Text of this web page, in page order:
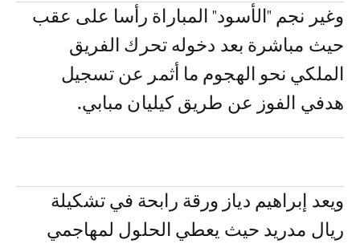
وغير نجم "الأسود" المباراة رأسا على عقب
حيث مباشرة بعد دخوله تحرك الفريق
الملكي نحو الهجوم ما أثمر عن تسجيل
هدفي الفوز عن طريق كيليان مبابي.
ويعد إبراهيم دياز ورقة رابحة في تشكيلة
ريال مدريد حيث يعطي الحلول لمهاجمي